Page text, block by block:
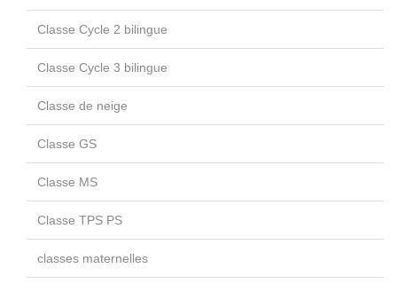
Classe Cycle 2 bilingue
Classe Cycle 3 bilingue
Classe de neige
Classe GS
Classe MS
Classe TPS PS
classes maternelles